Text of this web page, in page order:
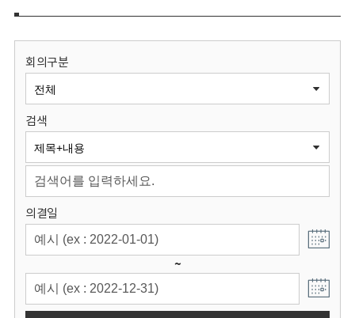
보
원
회
회의구분
검색
의결일
~